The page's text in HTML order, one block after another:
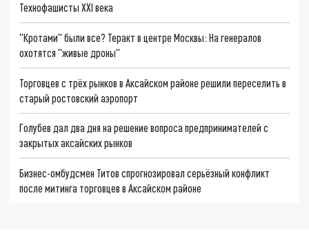
Технофашисты XXI века
"Кротами" были все? Теракт в центре Москвы: На генералов
охотятся "живые дроны"
Торговцев с трёх рынков в Аксайском районе решили переселить в
старый ростовский аэропорт
Голубев дал два дня на решение вопроса предпринимателей с
закрытых аксайских рынков
Бизнес-омбудсмен Титов спрогнозировал серьёзный конфликт
после митинга торговцев в Аксайском районе